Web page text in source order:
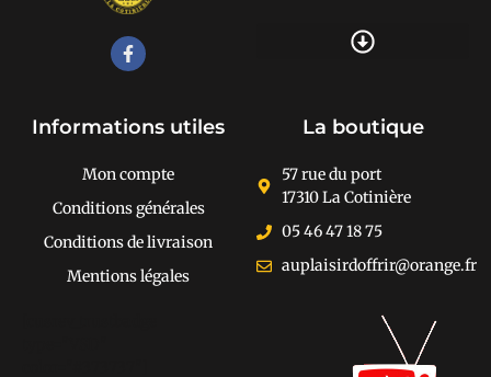
Informations utiles
Mon compte
Conditions générales
Conditions de livraison
Mentions légales
La boutique
57 rue du port
17310 La Cotinière
05 46 47 18 75
auplaisirdoffrir@orange.fr